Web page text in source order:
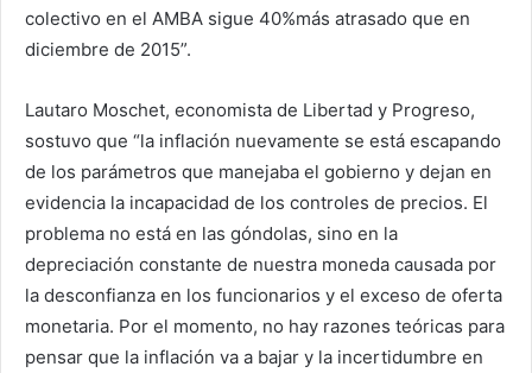
colectivo en el AMBA sigue 40%más atrasado que en
diciembre de 2015”.
Lautaro Moschet, economista de Libertad y Progreso,
sostuvo que “la inflación nuevamente se está escapando
de los parámetros que manejaba el gobierno y dejan en
evidencia la incapacidad de los controles de precios. El
problema no está en las góndolas, sino en la
depreciación constante de nuestra moneda causada por
la desconfianza en los funcionarios y el exceso de oferta
monetaria. Por el momento, no hay razones teóricas para
pensar que la inflación va a bajar y la incertidumbre en